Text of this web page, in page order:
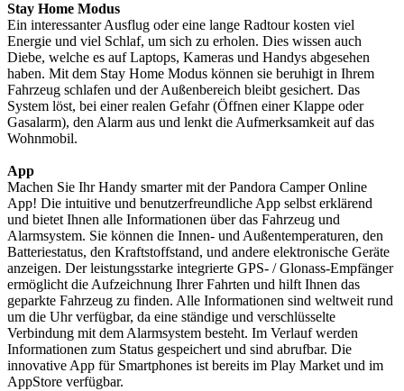
Stay Home Modus
Ein interessanter Ausflug oder eine lange Radtour kosten viel
Energie und viel Schlaf, um sich zu erholen. Dies wissen auch
Diebe, welche es auf Laptops, Kameras und Handys abgesehen
haben. Mit dem Stay Home Modus können sie beruhigt in Ihrem
Fahrzeug schlafen und der Außenbereich bleibt gesichert. Das
System löst, bei einer realen Gefahr (Öffnen einer Klappe oder
Gasalarm), den Alarm aus und lenkt die Aufmerksamkeit auf das
Wohnmobil.
App
Machen Sie Ihr Handy smarter mit der Pandora Camper Online
App! Die intuitive und benutzerfreundliche App selbst erklärend
und bietet Ihnen alle Informationen über das Fahrzeug und
Alarmsystem. Sie können die Innen- und Außentemperaturen, den
Batteriestatus, den Kraftstoffstand, und andere elektronische Geräte
anzeigen. Der leistungsstarke integrierte GPS- / Glonass-Empfänger
ermöglicht die Aufzeichnung Ihrer Fahrten und hilft Ihnen das
geparkte Fahrzeug zu finden. Alle Informationen sind weltweit rund
um die Uhr verfügbar, da eine ständige und verschlüsselte
Verbindung mit dem Alarmsystem besteht. Im Verlauf werden
Informationen zum Status gespeichert und sind abrufbar. Die
innovative App für Smartphones ist bereits im Play Market und im
AppStore verfügbar.